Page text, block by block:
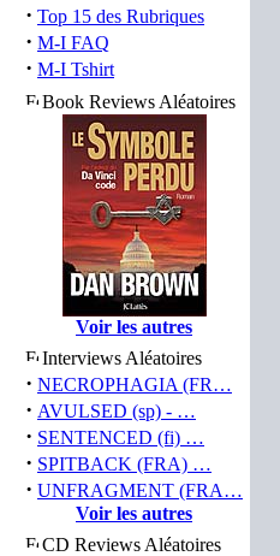
· Top 15 des Rubriques
· M-I FAQ
· M-I Tshirt
Book Reviews Aléatoires
Voir les autres
Interviews Aléatoires
· NECROPHAGIA (FR…
· AVULSED (sp) - …
· SENTENCED (fi) …
· SPITBACK (FRA) …
· UNFRAGMENT (FRA…
Voir les autres
CD Reviews Aléatoires